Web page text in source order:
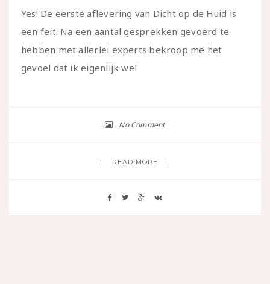
Yes! De eerste aflevering van Dicht op de Huid is
een feit. Na een aantal gesprekken gevoerd te
hebben met allerlei experts bekroop me het
gevoel dat ik eigenlijk wel
No Comment
READ MORE